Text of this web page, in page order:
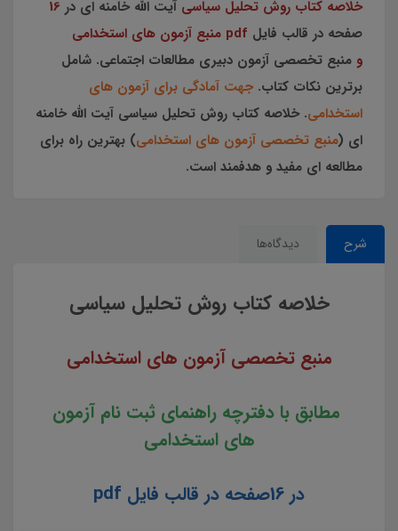
خلاصه کتاب روش تحليل سياسي آيت الله خامنه اي در 16
صفحه در قالب فایل
pdf منبع آزمون های استخدامی
و منبع تخصصی آزمون دبیری مطالعات اجتماعی. شامل
برترین نکات کتاب. جهت آمادگی برای آزمون های
استخدامی. خلاصه کتاب روش تحليل سياسي آيت الله خامنه
اي (منبع تخصصی آزمون های استخدامی) بهترین راه برای
مطالعه ای مفید و هدفمند است.
شرح دیدگاه‌ها
خلاصه کتاب روش تحلیل سیاسی
منبع تخصصی آزمون های استخدامی
مطابق با دفترچه راهنمای ثبت نام آزمون
های استخدامی
در 16صفحه در قالب فایل pdf